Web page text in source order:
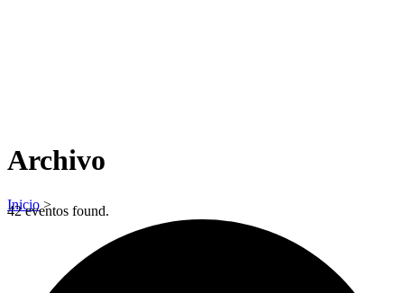
Archivo
Inicio >
42 eventos found.